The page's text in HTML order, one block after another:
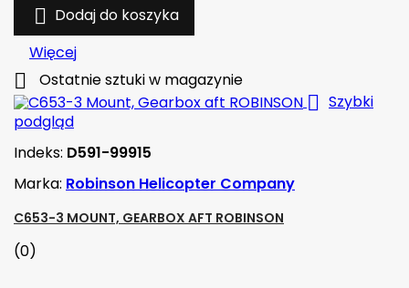
 Dodaj do koszyka
Więcej
 Ostatnie sztuki w magazynie
 Szybki
podgląd
Indeks: D591-99915
Marka: Robinson Helicopter Company
C653-3 MOUNT, GEARBOX AFT ROBINSON
(0)